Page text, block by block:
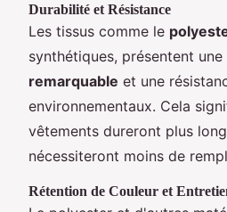
Durabilité et Résistance
Les tissus comme le
synthétiques, présentent une
remarquable et une
environnementaux. Cela
vêtements dureront plus
nécessiteront moins de
Rétention de Couleur et